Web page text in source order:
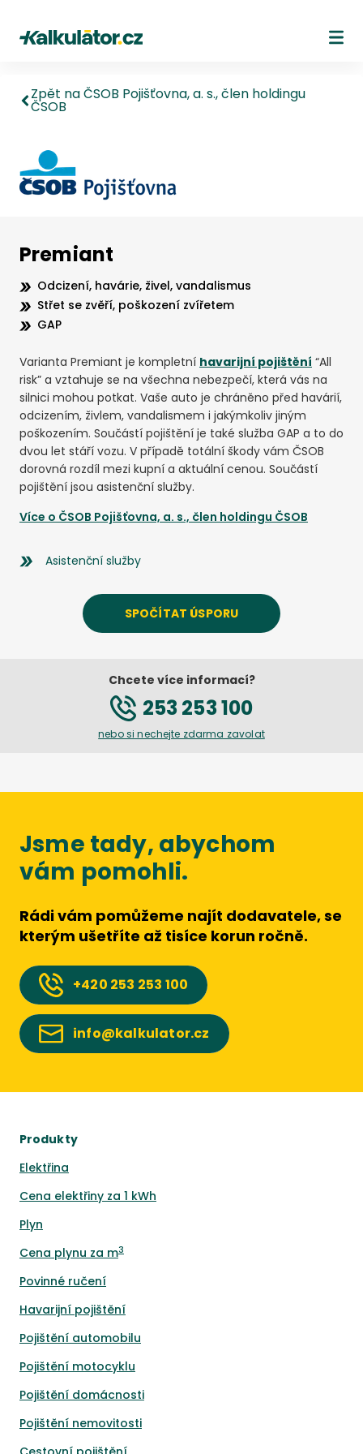
Kalkulátor.cz
Zpět na ČSOB Pojišťovna, a. s., člen holdingu
ČSOB
Premiant
Odcizení, havárie, živel, vandalismus
Střet se zvěří, poškození zvířetem
GAP
Varianta Premiant je kompletní havarijní pojištění “All
risk” a vztahuje se na všechna nebezpečí, která vás na
silnici mohou potkat. Vaše auto je chráněno před havárií,
odcizením, živlem, vandalismem i jakýmkoliv jiným
poškozením. Součástí pojištění je také služba GAP a to do
dvou let stáří vozu. V případě totální škody vám ČSOB
dorovná rozdíl mezi kupní a aktuální cenou. Součástí
pojištění jsou asistenční služby.
Více o ČSOB Pojišťovna, a. s., člen holdingu ČSOB
Asistenční služby
SPOČÍTAT ÚSPORU
Chcete více informací?
253 253 100
nebo si nechejte zdarma zavolat
Jsme tady, abychom
vám pomohli.
Rádi vám pomůžeme najít dodavatele, se
kterým ušetříte až tisíce korun ročně.
+420 253 253 100
info@kalkulator.cz
Produkty
Elektřina
Cena elektřiny za 1 kWh
Plyn
Cena plynu za m3
Povinné ručení
Havarijní pojištění
Pojištění automobilu
Pojištění motocyklu
Pojištění domácnosti
Pojištění nemovitosti